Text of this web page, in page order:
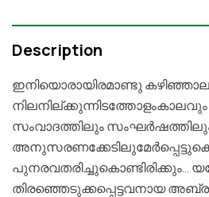
Description
ഇനിയൊരായിരമാണ്ടു
നിലനില്ക്കുന്നിടത്തോളംകാലവും
സംവാദത്തിലും
പുനരവതരിച്ചുകൊണ്ടിരിക്കും…
തിരഞ്ഞെടുക്കപ്പെട്ടവനായ